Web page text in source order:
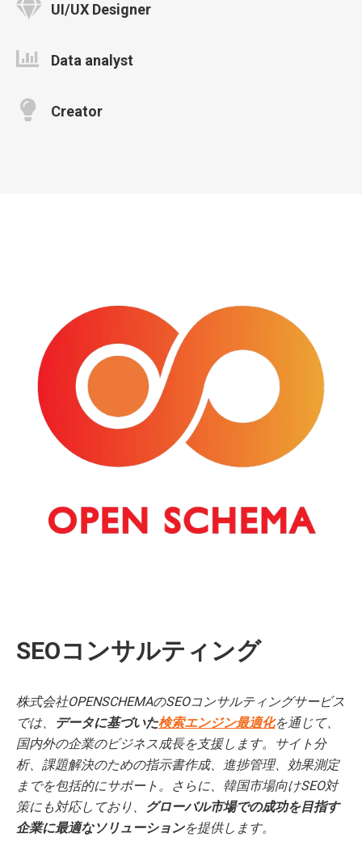
UI/UX Designer
Data analyst
Creator
SEOコンサルティング
株式会社OPENSCHEMAのSEOコンサルティングサービス
では、
データに基づいた検索エンジン最適化を通じて、
国内外の企業のビジネス成長を支援します。サイト分
析、課題解決のための指示書作成、進捗管理、効果測定
までを包括的にサポート。さらに、韓国市場向けSEO対
策にも対応しており、
グローバル市場での成功を目指す
企業に最適なソリューションを提供します。